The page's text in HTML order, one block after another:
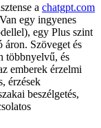
a chatgpt.com
egy ingyenes
egy Plus szint
áron. Szöveget és
többnyelvű, és
emberek érzelmi
érzések
beszélgetés,